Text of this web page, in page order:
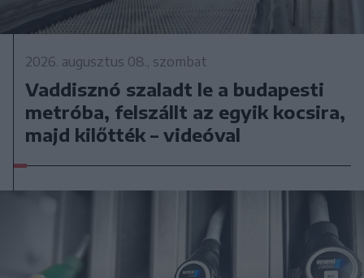
2026. augusztus 08., szombat
Vaddisznó szaladt le a budapesti
metróba, felszállt az egyik kocsira,
majd kilőtték – videóval